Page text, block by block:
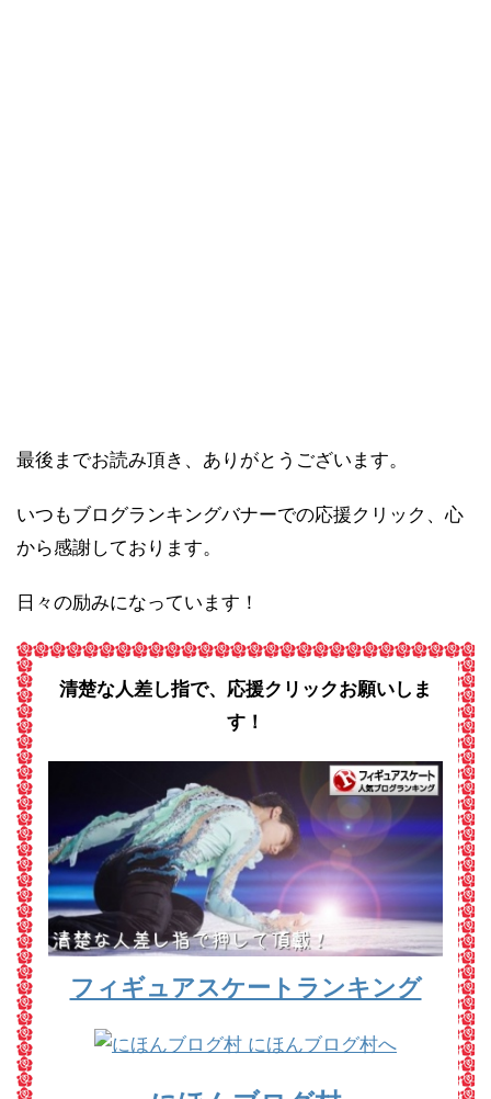
最後までお読み頂き、ありがとうございます。
いつもブログランキングバナーでの応援クリック、心
から感謝しております。
日々の励みになっています！
清楚な人差し指で、応援クリックお願いしま
す！
フィギュアスケートランキング